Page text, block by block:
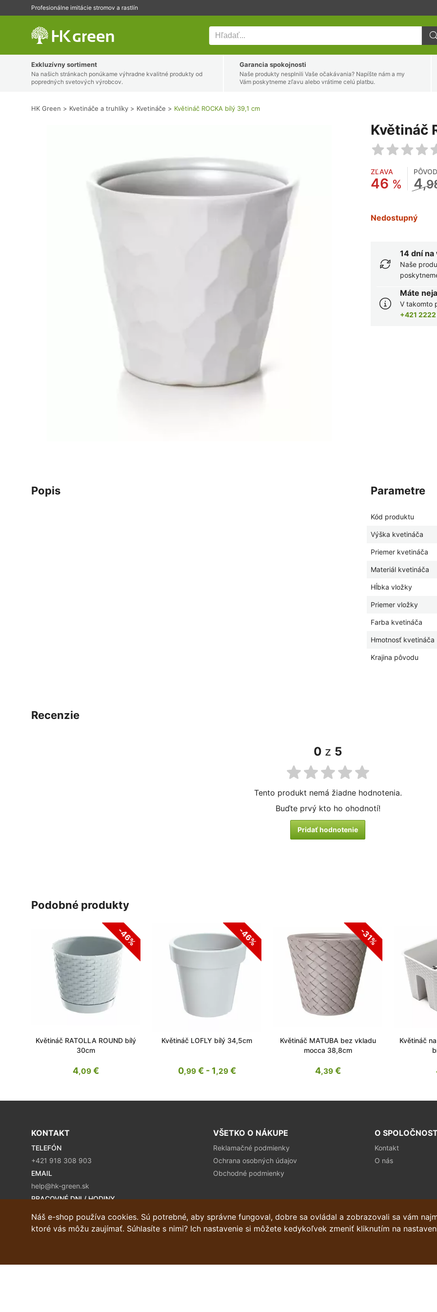
Profesionálne imitácie stromov a rastlín
HK Green Kvetináče a truhlíky Kvetináče Květináč ROCKA bílý 39,1 cm
Exkluzívny sortiment
Na našich stránkach ponúkame výhradne kvalitné produkty od
popredných svetových výrobcov.
Garancia spokojnosti
Naše produkty nesplnili Vaše očakávania? Napíšte nám a my
Vám poskytneme zľavu alebo vrátime celú platbu.
Květináč
ZĽAVA
46 % 4
Nedostupný
14 dní
Naše
Máte
V takomto
+421
popis parametre
Kód produktu
Výška kvetináča
Priemer kvetináča
Materiál kvetináča
Hĺbka vložky
Priemer vložky
Farba kvetináča
Hmotnosť kvetináča
Krajina pôvodu
recenzie
0 z 5
Tento produkt nemá žiadne hodnotenia.
Buďte prvý kto ho ohodnotí!
Pridať hodnotenie
podobné produkty
-46%
Květináč RATOLLA ROUND bílý
30cm
4,09 €
-46%
Květináč LOFLY bílý 34,5cm
0,99€ - 1,29€
-31%
Květináč MATUBA bez vkladu
mocca 38,8cm
4,39€
Květináč
KONTAKT
TELEFÓN
+421 918 308 903
EMAIL
help@hk-green.sk
PRACOVNÉ DNI / HODINY
VŠETKO O NÁKUPE
Reklamačné podmienky
Ochrana osobných údajov
Obchodné podmienky
O
Kontakt
O nás
Náš e-shop používa cookies. Sú potrebné, aby správne fungoval, dobre sa ovládal a zobrazovali sa vám
ktoré vás môžu zaujímať. Súhlasíte s nimi? Ich nastavenie si môžete kedykoľvek zmeniť kliknutím na